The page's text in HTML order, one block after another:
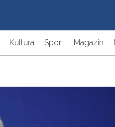
Kultura Sport Magazin